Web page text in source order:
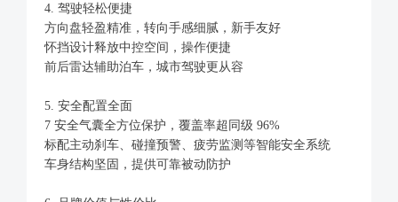
4. 驾驶轻松便捷
方向盘轻盈精准，转向手感细腻，新手友好
怀挡设计释放中控空间，操作便捷
前后雷达辅助泊车，城市驾驶更从容
5. 安全配置全面
7 安全气囊全方位保护，覆盖率超同级 96%
标配主动刹车、碰撞预警、疲劳监测等智能安全系统
车身结构坚固，提供可靠被动防护